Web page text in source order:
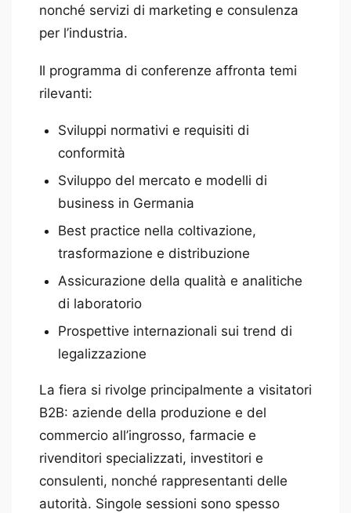
nonché servizi di marketing e consulenza
per l’industria.
Il programma di conferenze affronta temi
rilevanti:
Sviluppi normativi e requisiti di
conformità
Sviluppo del mercato e modelli di
business in Germania
Best practice nella coltivazione,
trasformazione e distribuzione
Assicurazione della qualità e analitiche
di laboratorio
Prospettive internazionali sui trend di
legalizzazione
La fiera si rivolge principalmente a visitatori
B2B: aziende della produzione e del
commercio all’ingrosso, farmacie e
rivenditori specializzati, investitori e
consulenti, nonché rappresentanti delle
autorità. Singole sessioni sono spesso